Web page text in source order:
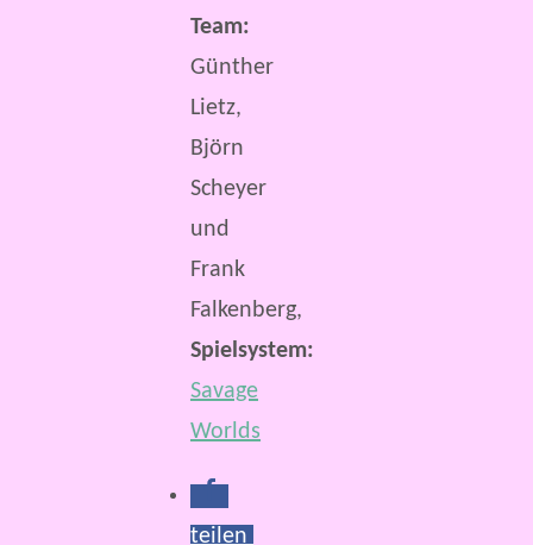
Team:
Günther
Lietz,
Björn
Scheyer
und
Frank
Falkenberg,
Spielsystem:
Savage
Worlds
teilen